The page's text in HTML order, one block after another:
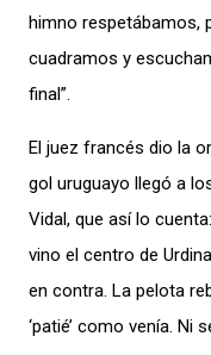
himno respetábamos,
cuadramos y
final”.
El juez francés dio la
gol uruguayo llegó a
Vidal, que así lo
vino el centro de
en contra. La pelota
‘patié’ como venía. Ni